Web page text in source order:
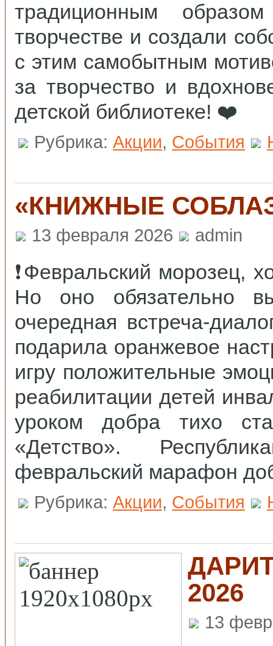
традиционным
творчестве и создали
с этим самобытным
за творчество и
детской библиотеке! ❤️
Рубрика: Акции, События
«КНИЖНЫЕ
13 февраля 2026 admin
❗Февральский морозец,
Но оно обязательно
очередная встреча-
подарила оранжевое
игру положительные
реабилитации детей
уроком добра тихо
«Детство».
февральский марафон
Рубрика: Акции, События
2026
13